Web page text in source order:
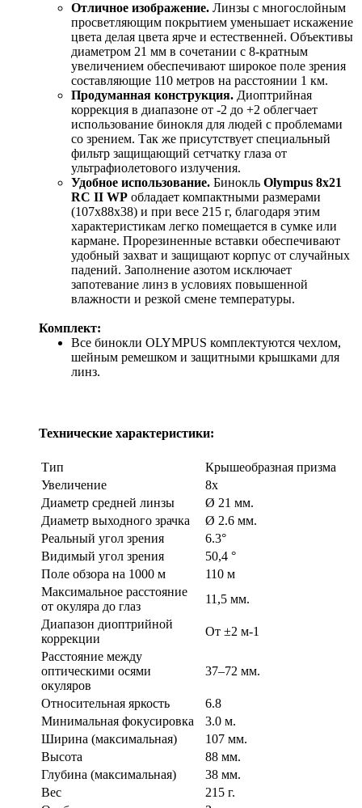
Отличное изображение. Линзы с многослойным
просветляющим покрытием уменьшает искажение
цвета делая цвета ярче и естественней. Объективы
диаметром 21 мм в сочетании с 8-кратным
увеличением обеспечивают широкое поле зрения
составляющие 110 метров на расстоянии 1 км.
Продуманная конструкция. Диоптрийная
коррекция в диапазоне от -2 до +2 облегчает
использование бинокля для людей с проблемами
со зрением. Так же присутствует специальный
фильтр защищающий сетчатку глаза от
ультрафиолетового излучения.
Удобное использование. Бинокль Olympus 8х21
RC II WP обладает компактными размерами
(107х88х38) и при весе 215 г, благодаря этим
характеристикам легко помещается в сумке или
кармане. Прорезиненные вставки обеспечивают
удобный захват и защищают корпус от случайных
падений. Заполнение азотом исключает
запотевание линз в условиях повышенной
влажности и резкой смене температуры.
Комплект:
Все бинокли OLYMPUS комплектуются чехлом,
шейным ремешком и защитными крышками для
линз.
Технические характеристики:
Тип
Крышеобразная призма
Увеличение
8x
Диаметр средней линзы
Ø 21 мм.
Диаметр выходного зрачка
Ø 2.6 мм.
Реальный угол зрения
6.3°
Видимый угол зрения
50,4 °
Поле обзора на 1000 м
110 м
Максимальное расстояние
от окуляра до глаз
11,5 мм.
Диапазон диоптрийной
коррекции
От ±2 м-1
Расстояние между
оптическими осями
окуляров
37–72 мм.
Относительная яркость
6.8
Минимальная фокусировка
3.0 м.
Ширина (максимальная)
107 мм.
Высота
88 мм.
Глубина (максимальная)
38 мм.
Вес
215 г.